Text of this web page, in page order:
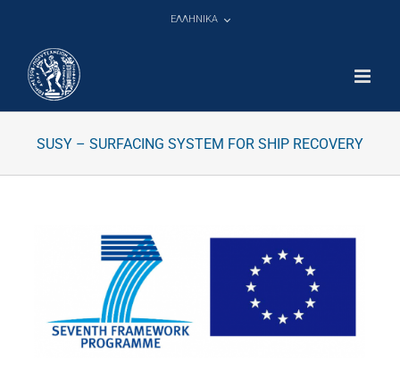
ΕΛΛΗΝΙΚΑ
SUSY – SURFACING SYSTEM FOR SHIP RECOVERY